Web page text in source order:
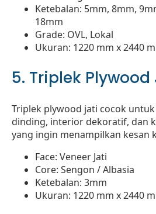
Ketebalan: 5mm, 8mm,
18mm
Grade: OVL, Lokal
Ukuran: 1220 mm x 2440
5. Triplek
Triplek plywood jati cocok
dinding, interior dekoratif, dan
yang ingin menampilkan kesan
Face: Veneer Jati
Core: Sengon / Albasia
Ketebalan: 3mm
Ukuran: 1220 mm x 2440